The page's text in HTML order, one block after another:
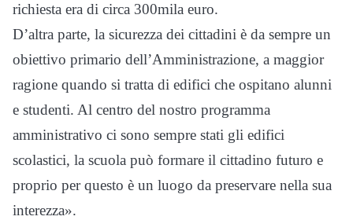
richiesta era di circa 300mila euro.
D’altra parte, la sicurezza dei cittadini è da sempre un
obiettivo primario dell’Amministrazione, a maggior
ragione quando si tratta di edifici che ospitano alunni
e studenti. Al centro del nostro programma
amministrativo ci sono sempre stati gli edifici
scolastici, la scuola può formare il cittadino futuro e
proprio per questo è un luogo da preservare nella sua
interezza».